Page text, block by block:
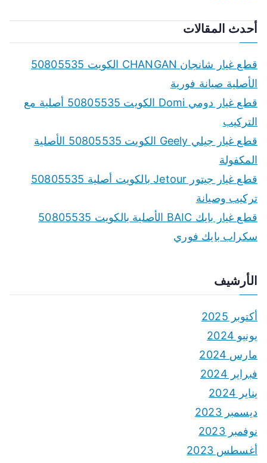
أحدث المقالات
قطع غيار شانجان CHANGAN الكويت 50805535
الأصلية صيانة فورية
قطع غيار دومي Domi الكويت 50805535 أصلية مع
التركيب
قطع غيار جيلي Geely الكويت 50805535 الأصلية
المكفولة
قطع غيار جيتور Jetour بالكويت أصلية 50805535
تركيب وصيانة
قطع غيار بايك BAIC الأصلية بالكويت 50805535
سكراب بايك فوري
الأرشيف
أكتوبر 2025
يونيو 2024
مارس 2024
فبراير 2024
يناير 2024
ديسمبر 2023
نوفمبر 2023
أغسطس 2023